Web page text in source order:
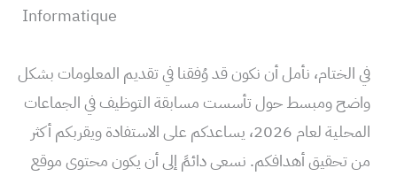
Informatique
في الختام، نأمل أن نكون قد وُفقنا في تقديم المعلومات بشكل
واضح ومبسط حول تأسست مسابقة التوظيف في الجماعات
المحلية لعام 2026، يساعدكم على الاستفادة ويقربكم أكثر
من تحقيق أهدافكم. نسعى دائمً إلى أن يكون محتوى موقع